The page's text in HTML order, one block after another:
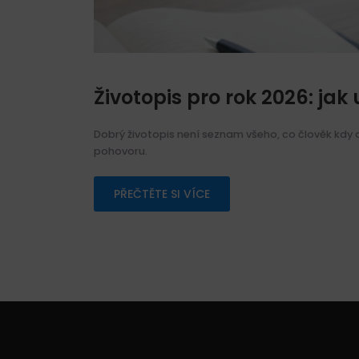
Životopis pro rok 2026:
Dobrý životopis není seznam všeho, co člověk
pohovoru.
PŘEČTĚTE SI VÍCE